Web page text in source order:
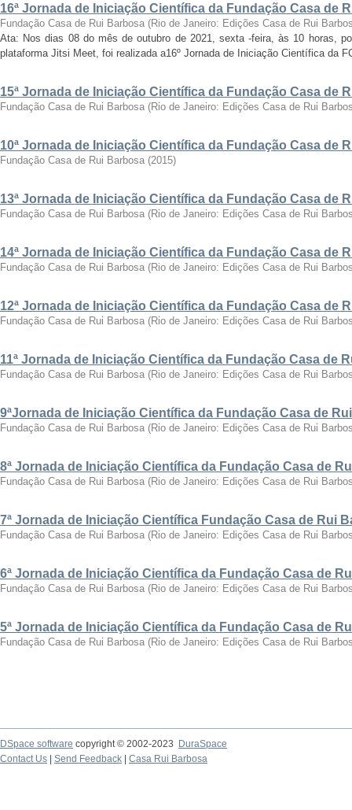
16ª Jornada de Iniciação Científica da Fundação Casa de
Fundação Casa de Rui Barbosa (Rio de Janeiro: Edições Casa de Rui
Ata: Nos dias 08 do mês de outubro de 2021, sexta -feira, às 10 horas,
plataforma Jitsi Meet, foi realizada a16º Jornada de Iniciação Científica da
15ª Jornada de Iniciação Científica da Fundação Casa de
Fundação Casa de Rui Barbosa (Rio de Janeiro: Edições Casa de Rui
10ª Jornada de Iniciação Científica da Fundação Casa de
Fundação Casa de Rui Barbosa (2015)
13ª Jornada de Iniciação Científica da Fundação Casa de
Fundação Casa de Rui Barbosa (Rio de Janeiro: Edições Casa de Rui
14ª Jornada de Iniciação Científica da Fundação Casa de
Fundação Casa de Rui Barbosa (Rio de Janeiro: Edições Casa de Rui
12ª Jornada de Iniciação Científica da Fundação Casa de
Fundação Casa de Rui Barbosa (Rio de Janeiro: Edições Casa de Rui
11ª Jornada de Iniciação Científica da Fundação Casa de
Fundação Casa de Rui Barbosa (Rio de Janeiro: Edições Casa de Rui
9ªJornada de Iniciação Científica da Fundação Casa de
Fundação Casa de Rui Barbosa (Rio de Janeiro: Edições Casa de Rui
8ª Jornada de Iniciação Científica da Fundação Casa de
Fundação Casa de Rui Barbosa (Rio de Janeiro: Edições Casa de Rui
7ª Jornada de Iniciação Científica Fundação Casa de Rui
Fundação Casa de Rui Barbosa (Rio de Janeiro: Edições Casa de Rui
6ª Jornada de Iniciação Científica da Fundação Casa de
Fundação Casa de Rui Barbosa (Rio de Janeiro: Edições Casa de Rui
5ª Jornada de Iniciação Científica da Fundação Casa de
Fundação Casa de Rui Barbosa (Rio de Janeiro: Edições Casa de Rui
DSpace software copyright © 2002-2023
DuraSpace
Contact Us
Send Feedback Casa Rui Barbosa